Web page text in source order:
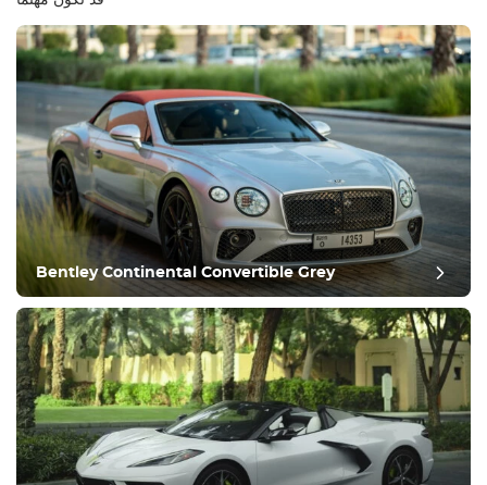
معدات
مريح
التحكم في المناخ
يقود
حالة
Bentley Continental Convertible Grey